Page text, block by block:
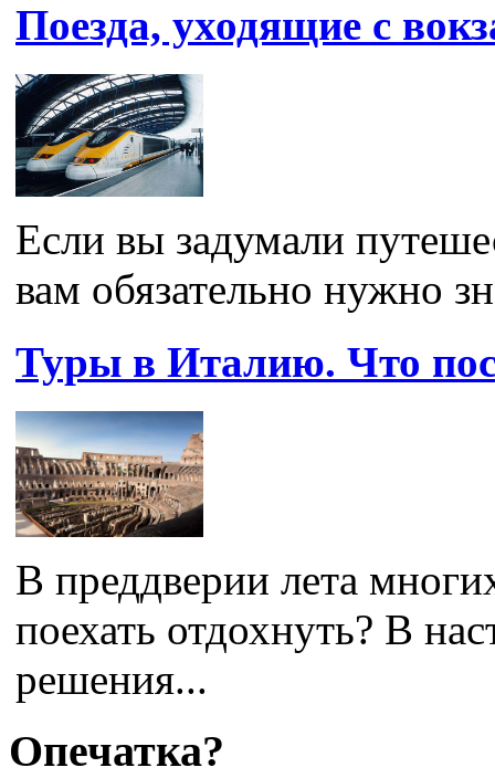
Поезда, уходящие с
Если вы задумали
вам обязательно нужно
Туры в Италию. Что
В преддверии лета
поехать отдохнуть? В
решения...
Опечатка?